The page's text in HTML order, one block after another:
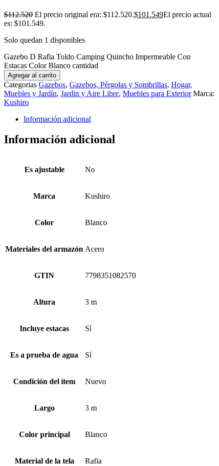
$112.520 El precio original era: $112.520.$101.549El precio actual
es: $101.549.
Solo quedan 1 disponibles
Gazebo D Rafia Toldo Camping Quincho Impermeable Con
Estacas Color Blanco cantidad
Agregar al carrito
Categorias Gazebos, Gazebos, Pérgolas y Sombrillas, Hogar,
Muebles y Jardín, Jardin y Aire Libre, Muebles para Exterior Marca:
Kushiro
Información adicional
Información adicional
Es ajustable No
Marca Kushiro
Color Blanco
Materiales del armazón Acero
GTIN 7798351082570
Altura 3 m
Incluye estacas Sí
Es a prueba de agua Sí
Condición del ítem Nuevo
Largo 3 m
Color principal Blanco
Material de la tela Rafia